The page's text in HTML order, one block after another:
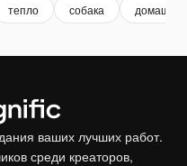
тепло собака
ваших лучших работ.
среди креаторов,